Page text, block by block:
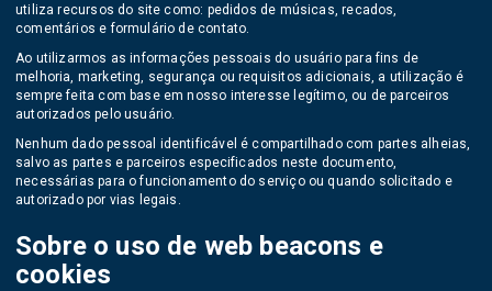
utiliza recursos do site como: pedidos de músicas, recados,
comentários e formulário de contato.
Ao utilizarmos as informações pessoais do usuário para fins de
melhoria, marketing, segurança ou requisitos adicionais, a utilização é
sempre feita com base em nosso interesse legítimo, ou de parceiros
autorizados pelo usuário.
Nenhum dado pessoal identificável é compartilhado com partes alheias,
salvo as partes e parceiros especificados neste documento,
necessárias para o funcionamento do serviço ou quando solicitado e
autorizado por vias legais.
Sobre o uso de web beacons e
cookies